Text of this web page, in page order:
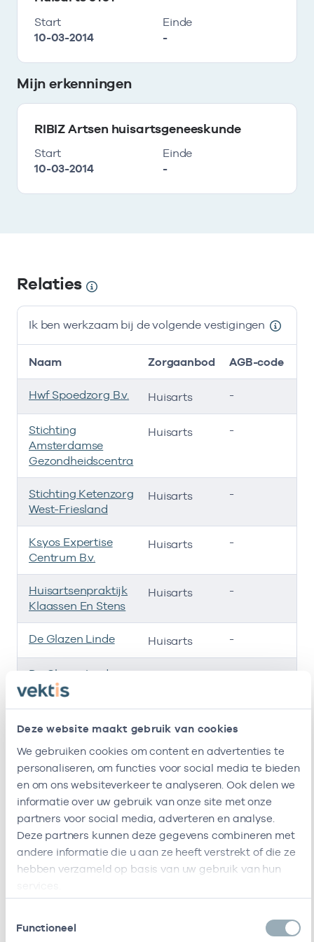
Deze website maakt gebruik van cookies
We gebruiken cookies om content en advertenties te
personaliseren, om functies voor social media te bieden
en om ons websiteverkeer te analyseren. Ook delen we
informatie over uw gebruik van onze site met onze
partners voor social media, adverteren en analyse.
Deze partners kunnen deze gegevens combineren met
andere informatie die u aan ze heeft verstrekt of die ze
hebben verzameld op basis van uw gebruik van hun
Functioneel
Start
10-03-2014
Einde
-
Mijn erkenningen
RIBIZ Artsen huisartsgeneeskunde
Start
10-03-2014
Einde
-
Relaties
Ik ben werkzaam bij de volgende vestigingen
Ik ben werkzaam bij de volgende vestigingen
Naam Zorgaanbod AGB-code
Hwf Spoedzorg B.v. Huisarts -
Stichting
Amsterdamse
Gezondheidscentra
Huisarts -
Stichting Ketenzorg
West-Friesland
Huisarts -
Ksyos Expertise
Centrum B.v.
Huisarts -
Huisartsenpraktijk
Klaassen En Stens
Huisarts -
De Glazen Linde Huisarts -
De Glazen Linde -
Hwf Integrale Zorg
B.v.
Huisarts -
Huisartsenpraktijk
De Glazen Linde B.v.
Huisarts -
Ik heb een arbeidsrelatie met
Naam Rol AGB-code
Hwf Spoedzorg B.v.
Als ZZP
21210058